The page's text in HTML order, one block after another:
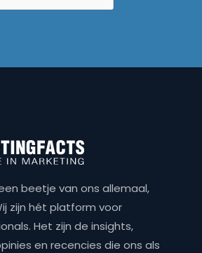
beetje van ons allemaal,
zijn hét platform voor
Het zijn de insights,
en recencies die ons als